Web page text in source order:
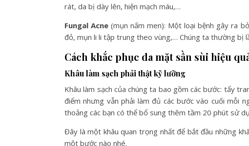
rát, da bị dày lên, hiện mạch máu,…
Fungal Acne (mụn nấm men): Một loại bệnh gây ra
đỏ, mụn li li tập trung theo vùng,… Chúng ta thường
Cách khắc phục da mặt sần sùi hiệu
Khâu làm sạch phải thật kỹ lưỡng
Khâu làm sạch của chúng ta bao gồm các bước: tẩy
điểm nhưng vẫn phải làm đủ các bước vào cuối mỗi
thoảng các bạn có thể bổ sung thêm tầm 20 phút sử
Đây là một khâu quan trọng nhất để bắt đầu những
một bước nào nhé.